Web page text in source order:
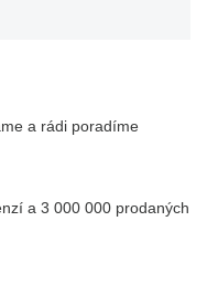
a rádi poradíme
a 3 000 000 prodaných